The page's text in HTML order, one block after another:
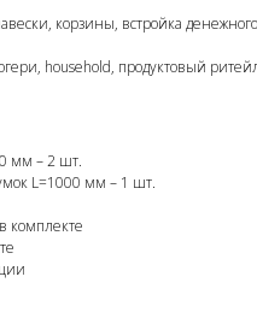
корзины, встройка
household, продуктовый
мм – 2 шт.
L=1000 мм – 1 шт.
комплекте